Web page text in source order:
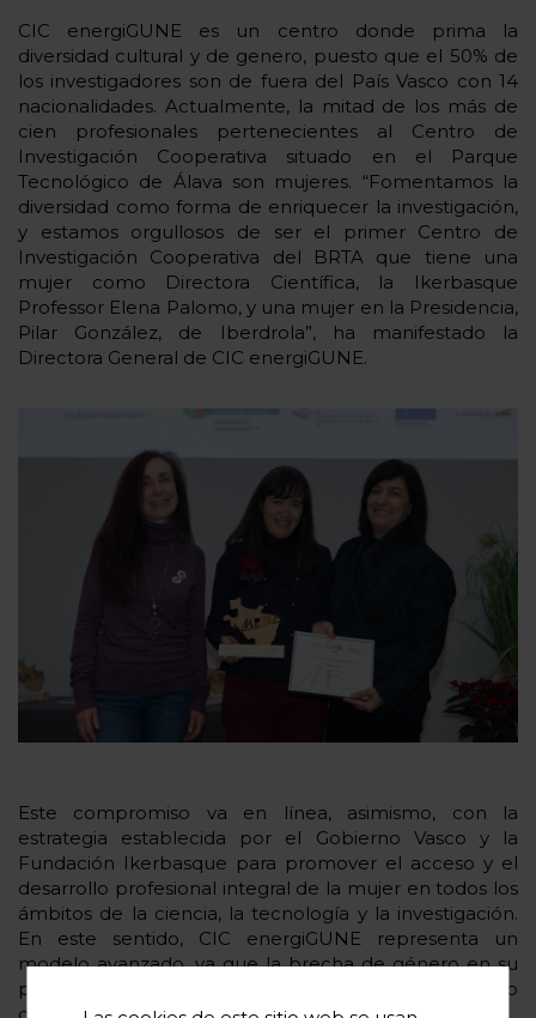
CIC energiGUNE es un centro donde prima la
diversidad cultural y de genero, puesto que el 50% de
los investigadores son de fuera del País Vasco con 14
nacionalidades. Actualmente, la mitad de los más de
cien profesionales pertenecientes al Centro de
Investigación Cooperativa situado en el Parque
Tecnológico de Álava son mujeres. “Fomentamos la
diversidad como forma de enriquecer la investigación,
y estamos orgullosos de ser el primer Centro de
Investigación Cooperativa del BRTA que tiene una
mujer como Directora Científica, la Ikerbasque
Professor Elena Palomo, y una mujer en la Presidencia,
Pilar González, de Iberdrola”, ha manifestado la
Directora General de CIC energiGUNE.
Este compromiso va en línea, asimismo, con la
estrategia establecida por el Gobierno Vasco y la
Fundación Ikerbasque para promover el acceso y el
desarrollo profesional integral de la mujer en todos los
ámbitos de la ciencia, la tecnología y la investigación.
En este sentido, CIC energiGUNE representa un
modelo avanzado, ya que la brecha de género en su
plantilla es mucho menor que la media del conjunto